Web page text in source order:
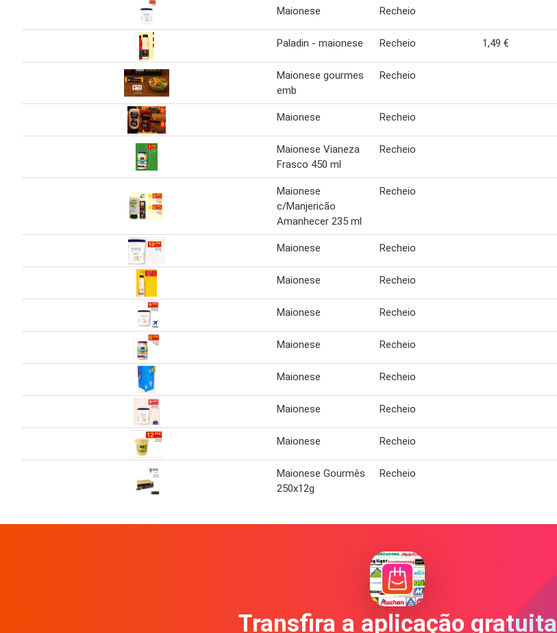
Maionese Recheio
Paladin - maionese Recheio 1,49 €
Maionese gourmes
emb
Recheio
Maionese Recheio
Maionese Vianeza
Frasco 450 ml
Recheio
Maionese
c/Manjericão
Amanhecer 235 ml
Recheio
Maionese Recheio
Maionese Recheio
Maionese Recheio
Maionese Recheio
Maionese Recheio
Maionese Recheio
Maionese Recheio
Maionese Gourmês
250x12g
Recheio
Transfira a aplicação gratuita